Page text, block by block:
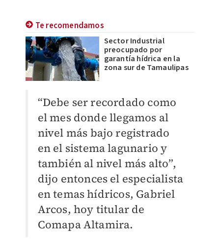
Te recomendamos
Sector Industrial
preocupado por
garantía hídrica en la
zona sur de Tamaulipas
“Debe ser recordado como
el mes donde llegamos al
nivel más bajo registrado
en el sistema lagunario y
también al nivel más alto”,
dijo entonces el especialista
en temas hídricos, Gabriel
Arcos, hoy titular de
Comapa Altamira.